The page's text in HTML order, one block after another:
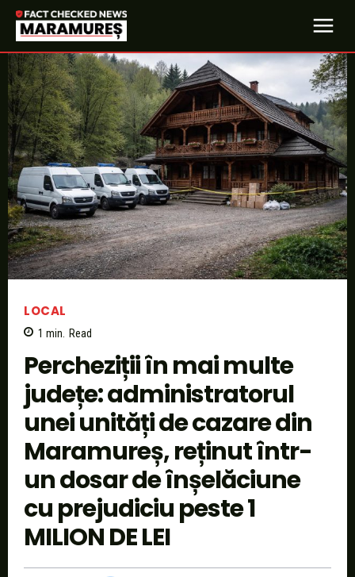
LOCAL
1 min. Read
Percheziții în mai multe
județe: administratorul
unei unități de cazare din
Maramureș, reținut într-
un dosar de înșelăciune
cu prejudiciu peste 1
MILION DE LEI